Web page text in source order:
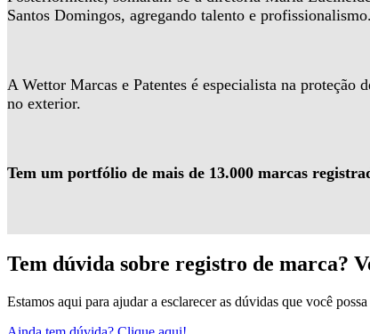
Santos Domingos, agregando talento e profissionalismo.
A Wettor Marcas e Patentes é especialista na proteção
no exterior.
Tem um portfólio de mais de 13.000 marcas
Tem dúvida sobre registro de marca?
Estamos aqui para ajudar a esclarecer as dúvidas que você